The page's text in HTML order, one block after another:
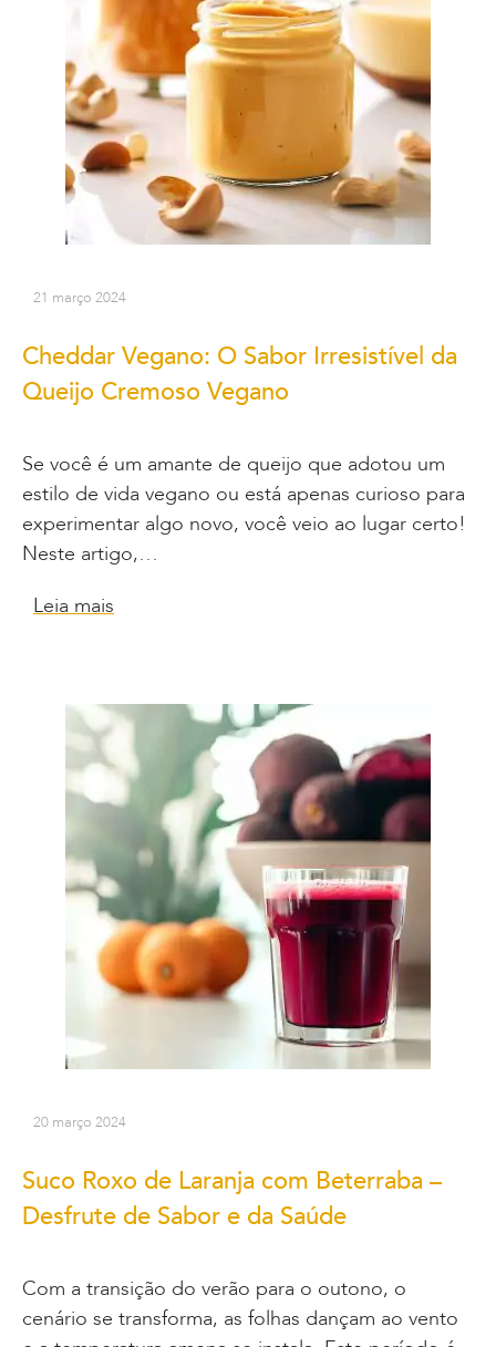
21 março 2024
Cheddar Vegano: O Sabor Irresistível da
Queijo Cremoso Vegano
Se você é um amante de queijo que adotou um
estilo de vida vegano ou está apenas curioso para
experimentar algo novo, você veio ao lugar certo!
Neste artigo,…
Leia mais
20 março 2024
Suco Roxo de Laranja com Beterraba –
Desfrute de Sabor e da Saúde
Com a transição do verão para o outono, o
cenário se transforma, as folhas dançam ao vento